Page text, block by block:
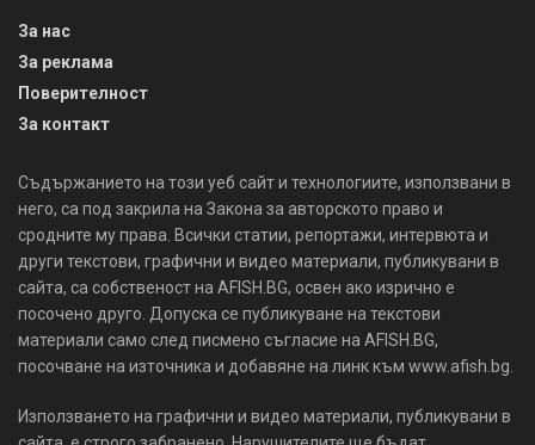
За нас
За реклама
Поверителност
За контакт
Съдържанието на този уеб сайт и технологиите, използвани в
него, са под закрила на Закона за авторското право и
сродните му права. Всички статии, репортажи, интервюта и
други текстови, графични и видео материали, публикувани в
сайта, са собственост на AFISH.BG, освен ако изрично е
посочено друго. Допуска се публикуване на текстови
материали само след писмено съгласие на AFISH.BG,
посочване на източника и добавяне на линк към www.afish.bg.
Използването на графични и видео материали, публикувани в